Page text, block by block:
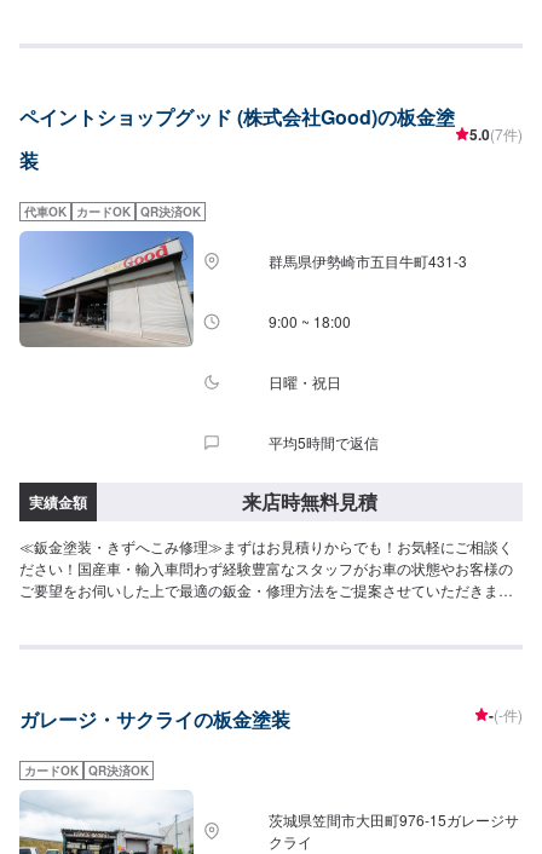
の時間に応じてプランをご提案！>★お安く済ませたい…★お時間があまり取
次第納車-----代車について-----代車をご用意しています。お車の作業中は代車
をご利用ください。※代車の燃料代はお客様にご負担いただいております。---
--ご来店時の注意、受付方法-----入庫の際はお気をつけてお越しください。駐
タッフへ「メンテモで予約しました」とお伝えください。ご案内いたしま
す。【定休日・営業時間】定休日：日曜日、祝日営業時間：8:30~17:30
ペイントショップグッド (株式会社Good)の板金塗
装
5.0(7件)
代車OK カードOK QR決済OK
群馬県伊勢崎市五目牛町431-3
9:00 ~ 18:00
日曜・祝日
平均5時間で返信
実績金額 来店時無料見積
≪鈑金塗装・きずへこみ修理≫まずはお見積りからでも！お気軽にご相談く
ださい！国産車・輸入車問わず経験豊富なスタッフがお車の状態やお客様の
ご要望をお伺いした上で最適の鈑金・修理方法をご提案させていただきま
ヘコミから、大破してしまった事故車両、他店では断られがちな高い技術を
日・祝祭日・当社規定カレンダー【代車について】必要の際は代車をご利用
いただきます。燃料は満タンになってますので、返却の際は満タン返しでお
願いします。
ガレージ・サクライの板金塗装 -(-件)
カードOK QR決済OK
茨城県笠間市大田町976‐15ガレージサ
クライ